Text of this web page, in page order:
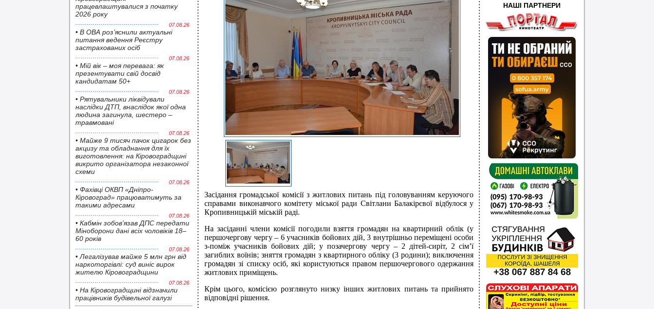
працевлаштувалися з початку
2026 року
07.08.26
• В ОВА роз’яснили актуальні
питання ведення Реєстру
застрахованих осіб
07.08.26
• Мій вік – моя перевага: як
презентувати свій досвід
кандидатам 50+
07.08.26
• Pятувальники ліквідували
наслідки ДТП, внаслідок якої одна
людина загинула, шестеро –
травмовані
07.08.26
• Майже 9 тисяч пачок цигарок без
акцизу та обладнання для їх
виготовлення: на Кіровоградщині
викрито організатора незаконної
схеми
07.08.26
• Фахівці ОКВП «Дніпро-
Кіровоград» працюватимуть за
такими адресами
07.08.26
• Кабмін зобов’язав ДПС передати
Міноборони дані всіх чоловіків 18–
60 років
07.08.26
• Легалізував майже 5 млн грн від
наркоторгівлі: суд виніс вирок
жителю Кіровоградщини
07.08.26
• На Кіровоградщині відзначили
працівників будівельної галузі
Засідання громадської комісії з житлових питань під головуванням керуючого
справами виконавчого комітету міської ради Світлани Балакірєвої відбулося у
Кропивницькій міській раді.
На засіданні члени комісії погодили взяття громадян на квартирний облік (у
першочергову чергу – 6 учасників бойових дій, 3 внутрішньо переміщені особи
з-поміж учасників бойових дій; у позачергову чергу – 2 дітей-сиріт, 2 сім’ї
загиблих воїнів; зняття громадян з квартирного обліку (3 родини); виключення
громадян зі списку осіб, які користуються правом першочергового одержання
житлових приміщень.
Крім цього, комісією розглянуто низку інших житлових питань та прийнято
відповідні рішення.
НАШI ПАРТНЕРИ